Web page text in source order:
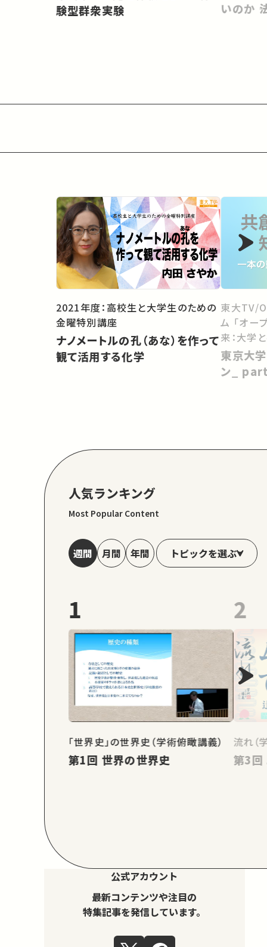
験型群衆実験
いのか
2021年度：高校生と大学生のための
金曜特別講座
ナノメートルの孔（あな）を作って
観て活用する化学
東大TV/
ム 「オー
来：大学
向けて」
東京大
ン_
人気ランキング
Most Popular Content
週間 月間 年間 トピックを選ぶ
1
「世界史」の世界史（学術俯瞰講義）
第1回 世界の世界史
2
流れ（
公式アカウント
最新コンテンツや注目の
特集記事を発信しています。